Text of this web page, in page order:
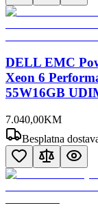
DELL EMC
Xeon 6
55W16GB
7.040,00KM
Besplatna